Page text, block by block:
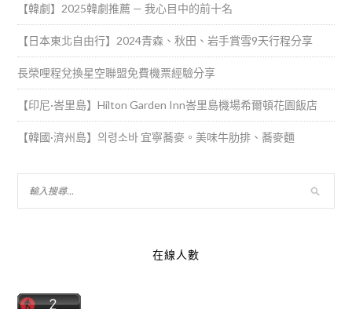
【韓劇】2025韓劇推薦 — 我心目中的前十名
【日本東北自由行】2024青森、秋田、岩手賞雪9天行程分享
長榮哩程兌換星空聯盟免費機票經驗分享
【印尼·峇里島】Hilton Garden Inn峇里島機場希爾頓花園飯店
【韓國·濟州島】의령소바 宜寧蕎麥。美味牛肋排、蕎麥麵
在線人數